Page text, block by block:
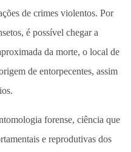
de crimes violentos. Por
é possível chegar a
da morte, o local de
de entorpecentes, assim
forense, ciência que
e reprodutivas dos